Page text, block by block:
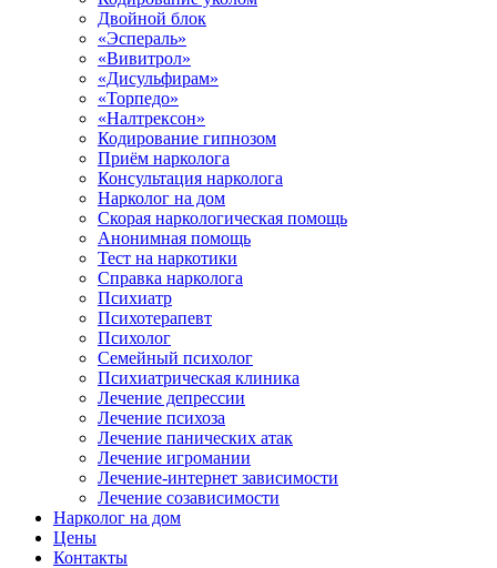
Двойной блок
«Эспераль»
«Вивитрол»
«Дисульфирам»
«Торпедо»
«Налтрексон»
Кодирование гипнозом
Приём нарколога
Консультация нарколога
Нарколог на дом
Скорая наркологическая помощь
Анонимная помощь
Тест на наркотики
Справка нарколога
Психиатр
Психотерапевт
Психолог
Семейный психолог
Психиатрическая клиника
Лечение депрессии
Лечение психоза
Лечение панических атак
Лечение игромании
Лечение-интернет зависимости
Лечение созависимости
Нарколог на дом
Цены
Контакты